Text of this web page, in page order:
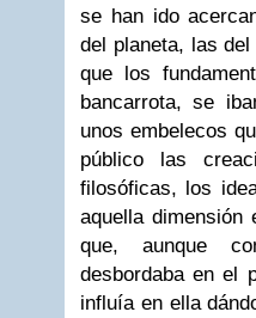
se han ido
del planeta, las
que los
bancarrota, se
unos embelecos
público las
filosóficas, los
aquella dimensión
que, aunque
desbordaba en el
influía en ella